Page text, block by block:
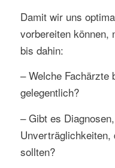
Damit wir uns
vorbereiten können,
bis dahin:
– Welche Fachärzte
gelegentlich?
– Gibt es
sollten?